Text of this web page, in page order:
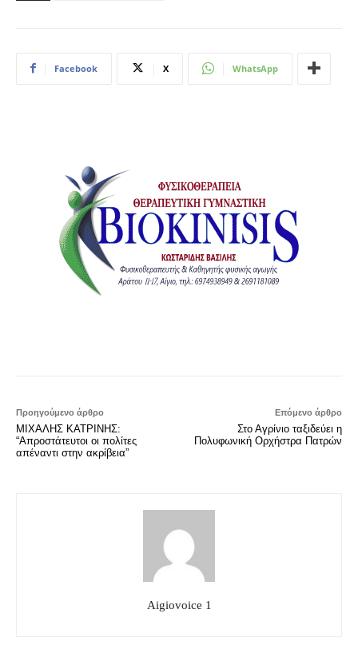
Facebook X WhatsApp
Προηγούμενο άρθρο
ΜΙΧΑΛΗΣ ΚΑΤΡΙΝΗΣ:
“Απροστάτευτοι οι πολίτες
απέναντι στην ακρίβεια”
Επόμενο άρθρο
Στο Αγρίνιο ταξιδεύει η
Πολυφωνική Ορχήστρα Πατρών
Aigiovoice 1